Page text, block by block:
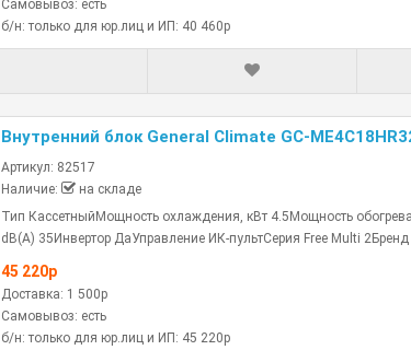
Самовывоз: есть
б/н: только для юр.лиц и ИП: 40 460р
Внутренний блок General Climate GC-
Артикул: 82517
Наличие:
на складе
Тип КассетныйМощность охлаждения, кВт 4.5Мощность
dB(A) 35Инвертор ДаУправление ИК-пультСерия Free Multi
45 220р
Доставка: 1 500р
Самовывоз: есть
б/н: только для юр.лиц и ИП: 45 220р